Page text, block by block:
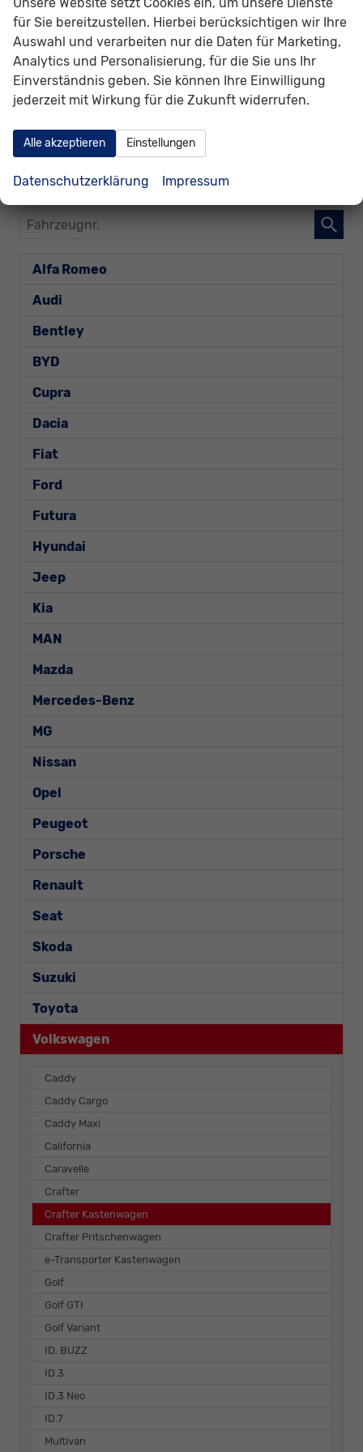
Gesamtpreis 40.930,– €
incl. 19% MwSt. und den Kosten für Überführung und Kfz-Brief
Bestellunterlagen anfordern
Wir rufen Sie an
Fahrzeugnr.
Alfa Romeo
Audi
Bentley
BYD
Cupra
Dacia
Fiat
Ford
Futura
Hyundai
Jeep
Kia
MAN
Mazda
Mercedes-Benz
MG
Nissan
Opel
Peugeot
Porsche
Renault
Seat
Skoda
Suzuki
Toyota
Volkswagen
Caddy
Caddy Cargo
Caddy Maxi
California
Caravelle
Crafter
Crafter Kastenwagen
Crafter Pritschenwagen
e-Transporter Kastenwagen
Golf
Golf GTI
Golf Variant
ID. BUZZ
ID.3
ID.3 Neo
ID.7
Multivan
für Sie bereitzustellen. Hierbei berücksichtigen wir Ihre
Auswahl und verarbeiten nur die Daten für Marketing,
Analytics und Personalisierung, für die Sie uns Ihr
Einverständnis geben. Sie können Ihre Einwilligung
jederzeit mit Wirkung für die Zukunft widerrufen.
Alle akzeptieren Einstellungen
Datenschutzerklärung Impressum